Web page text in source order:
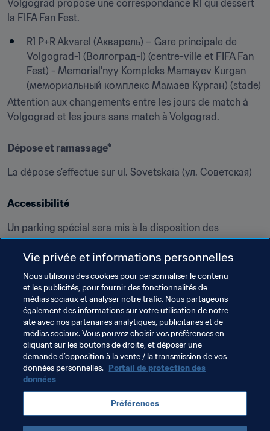
Volgograd propose une correspondance R1 qui dessert
la FIFA Fan Fest.
R1 P+R Akvarel (Акварель) – Gare principale de
Volgograd-1 (Волгоград-I) (centre-ville et FIFA Fan
Fest) - Memorial'nyy Kompleks Mamayev Kurgan
(мемориальный комплекс Мамаев Курган) (stade)
Attention aux changements entre les jours de match à
Volgograd et les jours sans match à Volgograd.
Dépose et ramassage*
La dépose s’effectue sur ul. Sovetskaïa (ул. Советская)
Accessibilité
Un parking spécial sera mis à la disposition des
personnes handicapées, à proximité de la FIFA Fan Fest
sur ulitsa Chuykova (улица Чуйкова).
Depuis le parking réservé sur ulitsa Chuykova (улице
Чуйкова), suivre l’allée Parka Pobedy / алле Парка
Победы et ulitsa Lenina. Les personnes handicapées
pourront accéder à la FIFA Fan Fest sans passer par la
barrière.
*Information susceptible d'être modifiée.
Objets interdits
Vie privée et informations personnelles
Nous utilisons des cookies pour personnaliser le contenu
et les publicités, pour fournir des fonctionnalités de
médias sociaux et analyser notre trafic. Nous partageons
également des informations sur votre utilisation de notre
site avec nos partenaires analytiques, publicitaires et de
médias sociaux. Vous pouvez choisir vos préférences en
cliquant sur les boutons de droite, et déposer une
demande d’opposition à la vente / la transmission de vos
données personnelles. Portail de protection des
données
Préférences